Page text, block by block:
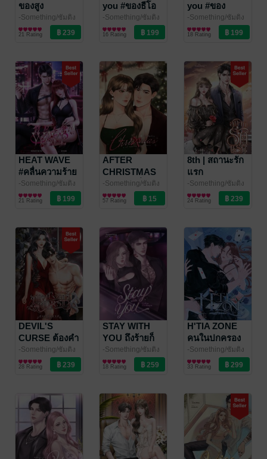
ของสูง
-Something/ซัมติง
นิยายโรมานซ์
21 Rating
you #ของธีโอ
-Something/ซัมติง
นิยายโรมานซ์
16 Rating
you #ของ
เหมันต์
-Something/ซัมติง
นิยายโรมานซ์
18 Rating
HEAT WAVE
#คลื่นความร้าย
-Something/ซัมติง
นิยายโรมานซ์
21 Rating
AFTER
CHRISTMAS
ข้ามเส้นเพื่อน
-Something/ซัมติง
นิยายโรมานซ์
57 Rating
8th | สถานะรัก
แรก
-Something/ซัมติง
นิยายรัก
24 Rating
DEVIL'S
CURSE ต้องคำ
สาป
-Something/ซัมติง
พารานอร์มอล
โรมานซ์
28 Rating
STAY WITH
YOU ถึงร้ายก็
จะรักคุณ
-Something/ซัมติง
นิยายรัก
18 Rating
H'TIA ZONE
คนในปกครอง
-Something/ซัมติง
นิยายโรมานซ์
33 Rating